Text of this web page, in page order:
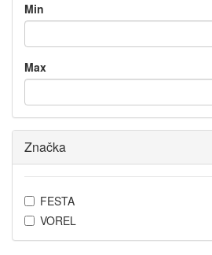
Min
Max
Značka
FESTA
VOREL